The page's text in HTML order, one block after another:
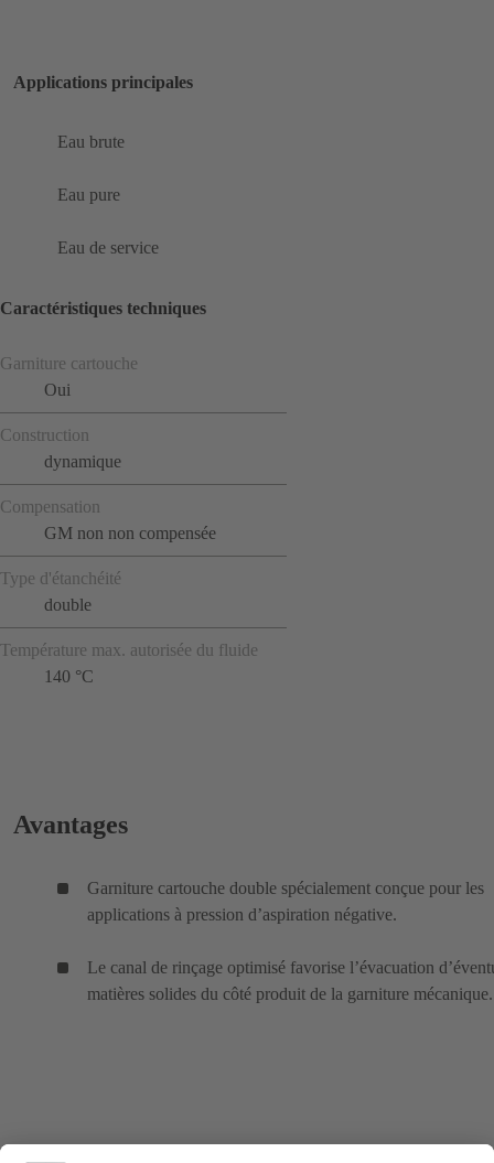
Applications principales
Eau brute
Eau pure
Eau de service
Caractéristiques techniques
Garniture cartouche
Oui
Construction
dynamique
Compensation
GM non non compensée
Type d'étanchéité
double
Température max. autorisée du fluide
140 °C
Avantages
Garniture cartouche double spécialement conçue pour les
applications à pression d’aspiration négative.
Le canal de rinçage optimisé favorise l’évacuation
matières solides du côté produit de la garniture mécanique.